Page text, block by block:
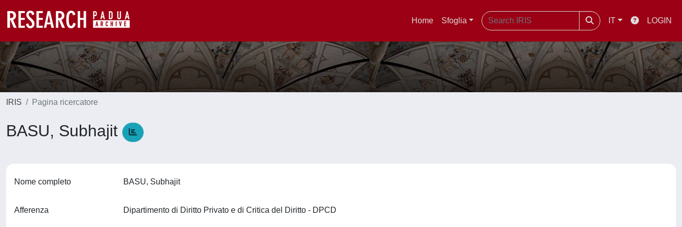
Home Sfoglia IT LOGIN
IRIS Pagina ricercatore
BASU, Subhajit
Nome completo BASU, Subhajit
Afferenza Dipartimento di Diritto Privato e di Critica del Diritto - DPCD